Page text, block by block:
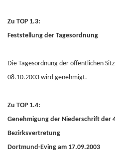
Zu TOP 1.3:
Feststellung der Tagesordnung
Die Tagesordnung der öffentlichen
08.10.2003 wird genehmigt.
Zu TOP 1.4:
Genehmigung der Niederschrift der
Bezirksvertretung
Dortmund-Eving am 17.09.2003